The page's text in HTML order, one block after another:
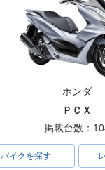
ホンダ
ＰＣＸ
掲載台数：
バイクを探す